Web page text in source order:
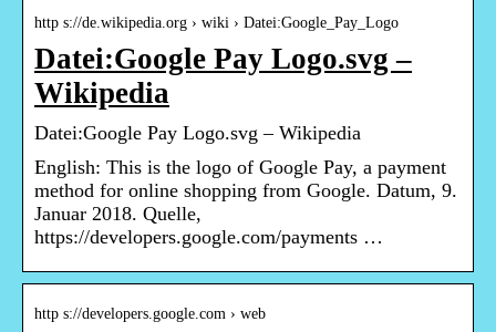
http s://de.wikipedia.org › wiki › Datei:Google_Pay_Logo
Datei:Google Pay Logo.svg –
Wikipedia
Datei:Google Pay Logo.svg – Wikipedia
English: This is the logo of Google Pay, a payment
method for online shopping from Google. Datum, 9.
Januar 2018. Quelle,
https://developers.google.com/payments …
http s://developers.google.com › web